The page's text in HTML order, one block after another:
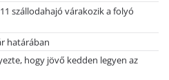
szállodahajó várakozik a folyó
határában
hogy jövő kedden legyen az